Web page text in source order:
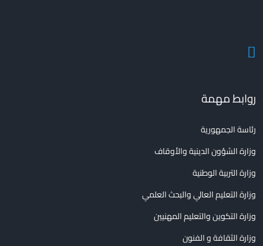
روابط مهمة
رئاسة الجمهورية
وزارة الشؤون الدينية والأوقاف
وزارة التربية الوطنية
وزارة التعليم العالي والبحث العلمي
وزارة التكوين والتعليم المهنيين
وزارة الثقافة و الفنون